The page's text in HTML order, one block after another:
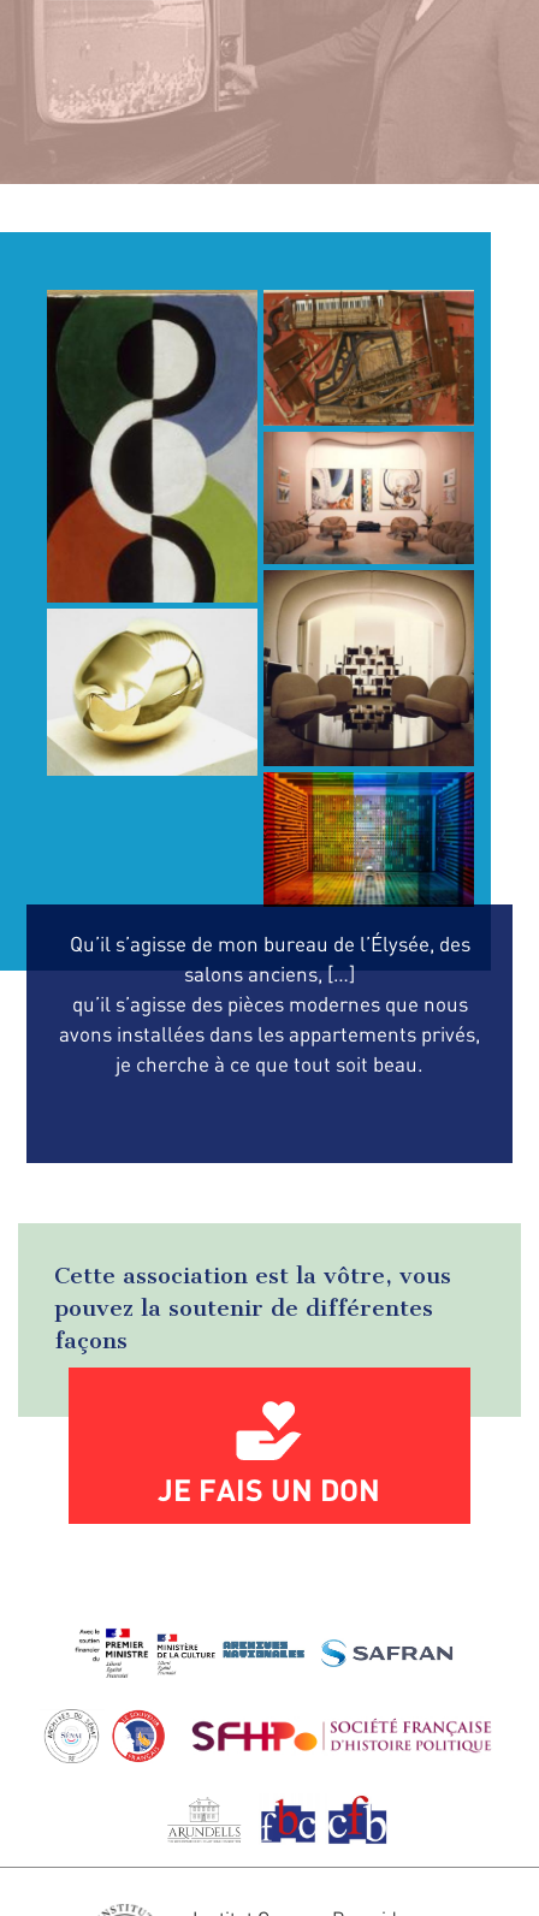
Qu’il s’agisse de mon bureau de l’Élysée, des
salons anciens, […]
qu’il s’agisse des pièces modernes que nous
avons installées dans les appartements privés,
je cherche à ce que tout soit beau.
Cette association est la vôtre, vous
pouvez la soutenir de différentes
façons
JE FAIS UN DON